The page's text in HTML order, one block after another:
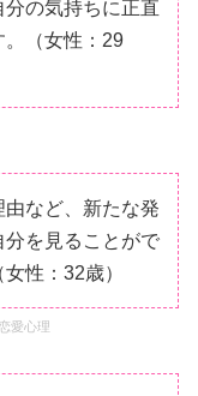
の気持ちに正直
。（女性：29
由など、新たな発
分を見ることがで
性：32歳）
愛心理